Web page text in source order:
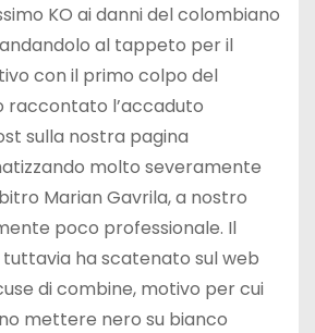
KO ai danni del colombiano
al tappeto per il
con il primo colpo del
raccontato l’accaduto
sulla nostra pagina
molto severamente
Marian Gavrila, a nostro
poco professionale. Il
ha scatenato sul web
di combine, motivo per cui
mettere nero su bianco